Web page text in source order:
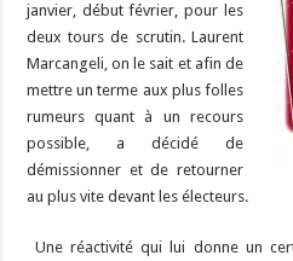
janvier, début février, pour les
deux tours de scrutin. Laurent
Marcangeli, on le sait et afin de
mettre un terme aux plus folles
rumeurs quant à un recours
possible, a décidé de
démissionner et de retourner
au plus vite devant les électeurs.
Une réactivité qui lui donne un